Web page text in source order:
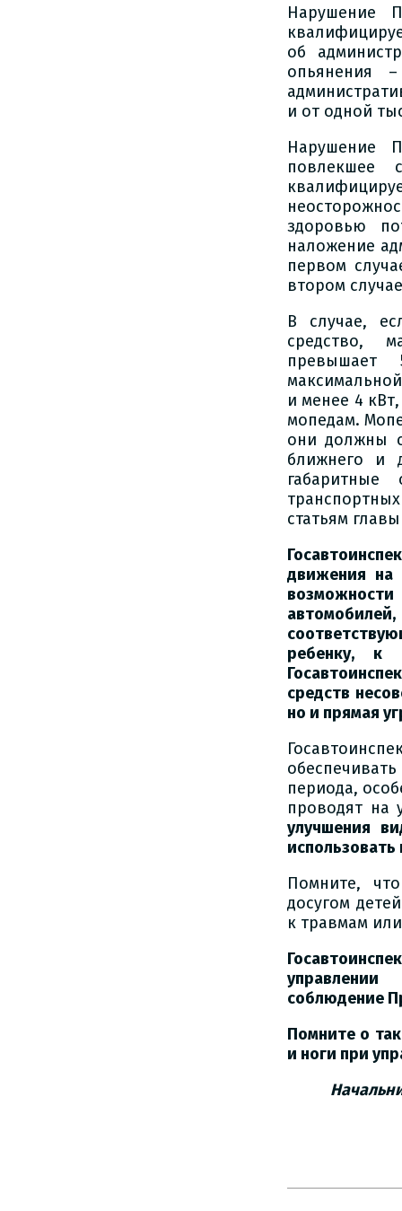
Нарушение
об
опьянения
и от одной
Нарушение
повлекшее
здоровью
наложение
первом
втором
В случае,
средство,
превышает
и менее 4
мопедам.
они должны
ближнего и
статьям
движения на
ребенку, к
средств
но и прямая
периода,
проводят на
улучшения
Помните,
досугом
к травмам
соблюдение
Помните о
и ноги при